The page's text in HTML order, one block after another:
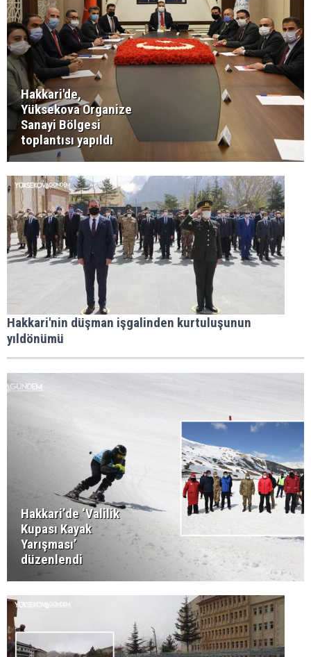
Hakkari'de,
Yüksekova Organize
Sanayi Bölgesi
toplantısı yapıldı
Hakkari'nin düşman işgalinden kurtuluşunun
yıldönümü
Hakkari’de ‘Valilik
Kupası Kayak
Yarışması’
düzenlendi